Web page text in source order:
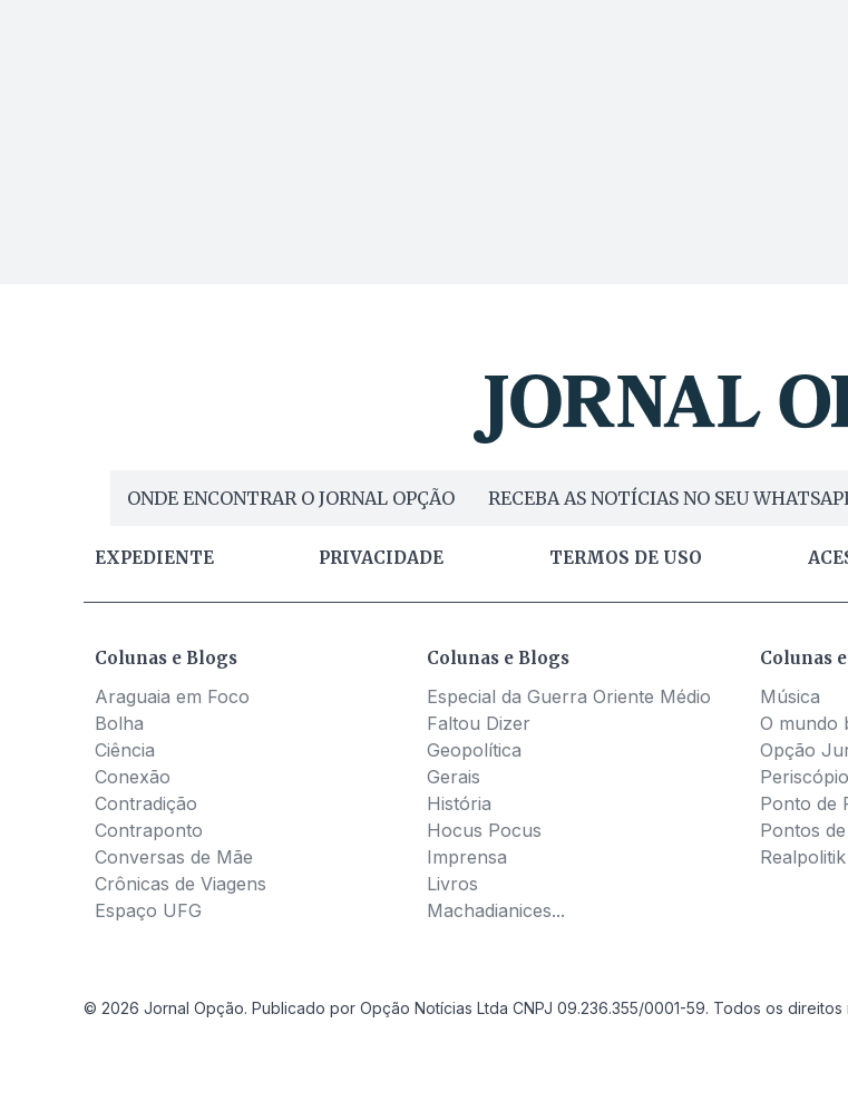
ONDE ENCONTRAR O JORNAL OPÇÃO RECEBA AS NOTÍCIAS NO SEU
EXPEDIENTE PRIVACIDADE TERMOS DE USO
Colunas e Blogs
Araguaia em Foco
Bolha
Ciência
Conexão
Contradição
Contraponto
Conversas de Mãe
Crônicas de Viagens
Espaço UFG
Colunas e Blogs
Especial da Guerra Oriente Médio
Faltou Dizer
Geopolítica
Gerais
História
Hocus Pocus
Imprensa
Livros
Machadianices...
Colunas
Música
O mundo
Opção
Periscópio
Ponto de
Pontos
Realpolitik
© 2026 Jornal Opção. Publicado por Opção Notícias Ltda CNPJ 09.236.355/0001-59. Todos os direitos